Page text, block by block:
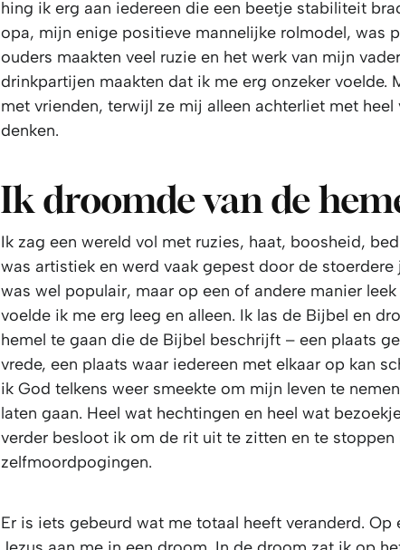
hing ik erg aan iedereen die een beetje stabiliteit
opa, mijn enige positieve mannelijke rolmodel, was
ouders maakten veel ruzie en het werk van mijn
drinkpartijen maakten dat ik me erg onzeker voelde.
met vrienden, terwijl ze mij alleen achterliet met
denken.
Ik droomde van de
Ik zag een wereld vol met ruzies, haat, boosheid,
was artistiek en werd vaak gepest door de
was wel populair, maar op een of andere manier
voelde ik me erg leeg en alleen. Ik las de Bijbel en
hemel te gaan die de Bijbel beschrijft – een plaats
vrede, een plaats waar iedereen met elkaar op kan
ik God telkens weer smeekte om mijn leven te
laten gaan. Heel wat hechtingen en heel wat
verder besloot ik om de rit uit te zitten en te stoppen
zelfmoordpogingen.
Er is iets gebeurd wat me totaal heeft veranderd. Op